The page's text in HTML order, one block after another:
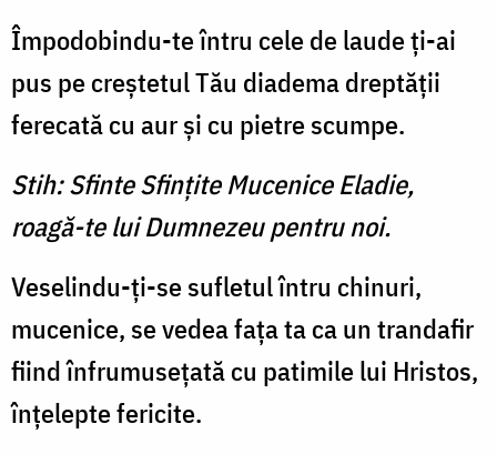
Împodobindu-te întru cele de laude ţi-ai
pus pe creştetul Tău diadema dreptăţii
ferecată cu aur şi cu pietre scumpe.
Stih: Sfinte Sfinţite Mucenice Eladie,
roagă-te lui Dumnezeu pentru noi.
Veselindu-ţi-se sufletul întru chinuri,
mucenice, se vedea faţa ta ca un trandafir
fiind înfrumuseţată cu patimile lui Hristos,
înţelepte fericite.